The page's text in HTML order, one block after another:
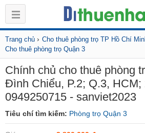
Trang chủ › Cho thuê phòng trọ TP Hồ Chí
Cho thuê phòng trọ Quận 3
Chính chủ cho thuê phòng
Đình Chiểu, P.2; Q.3, HCM;
0949250715 - sanviet2023
Tiêu chí tìm kiếm: Phòng trọ Quận 3